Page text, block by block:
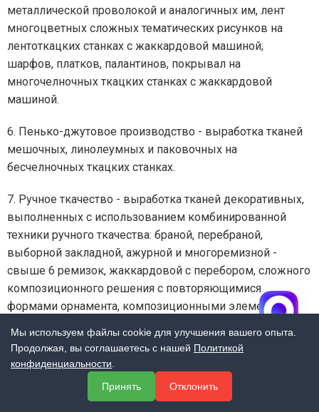
металлической проволокой и аналогичных им, лент
многоцветных сложных тематических рисунков на
лентоткацких станках с жаккардовой машиной;
шарфов, платков, палантинов, покрывал на
многочелночных ткацких станках с жаккардовой
машиной.
6. Пенько-джутовое производство - выработка тканей
мешочных, линолеумных и паковочных на
бесчелночных ткацких станках.
7. Ручное ткачество - выработка тканей декоративных,
выполненных с использованием комбинированной
техники ручного ткачества: браной, перебраной,
выборной закладной, ажурной и многоремизной -
свыше 6 ремизок, жаккардовой с перебором, сложного
композиционного решения с повторяющимися
формами орнамента, композиционными элементами,
стыковки рисунка с цветовой гаммой в 5 - 10 цветов.
8. Химическое производство - выработка лент
стеклянных марок КЛ-11, ЛЭС-0,08, тканей стеклянных
Мы используем файлы cookie для улучшения вашего опыта.
Продолжая, вы соглашаетесь с нашей Политикой
конфиденциальности
Принять
Отклонить